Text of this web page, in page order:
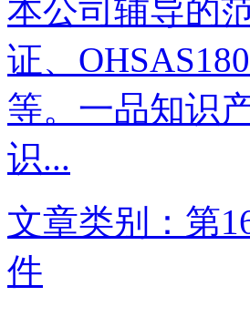
本公司辅导的
证、
等。一品知识
识...
文章类别：第
件